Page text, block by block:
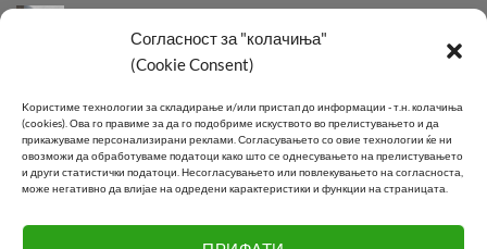
Согласност за "колачиња"
(Cookie Consent)
Kористиме технологии за складирање и/или пристап до информации - т.н. колачиња
(cookies).Ова го правиме за да го подобриме искуството во прелистувањето и да
прикажуваме персонализирани реклами.Согласувањето со овие технологии ќе ни
овозможи да обработуваме податоци како што се однесувањето на прелистувањето
и други статистички податоци.Несогласувањето или повлекувањето на согласноста,
може негативно да влијае на одредени карактеристики и функции на страницата.
решение
максимална
ефикасност
подготовка
на
топла
вода
во
–
инвестиција
со
брз
поврат
Придобивки од Инсталирање на Современи
Системи за Греење и Ладење
Придобивки
Современи
Системи
за
Греење
Ладење
КОНТАКТ
Телефон:+389 2 2581 800